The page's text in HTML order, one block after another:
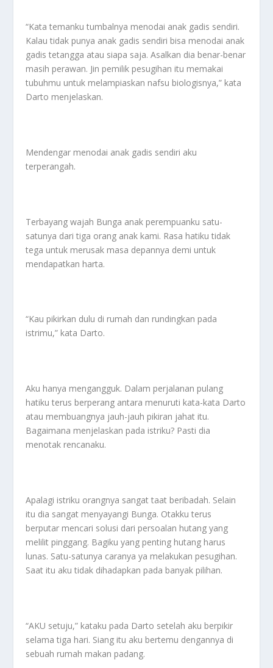
“Kata temanku tumbalnya menodai anak gadis sendiri.
Kalau tidak punya anak gadis sendiri bisa menodai anak
gadis tetangga atau siapa saja. Asalkan dia benar-benar
masih perawan. Jin pemilik pesugihan itu memakai
tubuhmu untuk melampiaskan nafsu biologisnya,” kata
Darto menjelaskan.
Mendengar menodai anak gadis sendiri aku
terperangah.
Terbayang wajah Bunga anak perempuanku satu-
satunya dari tiga orang anak kami. Rasa hatiku tidak
tega untuk merusak masa depannya demi untuk
mendapatkan harta.
“Kau pikirkan dulu di rumah dan rundingkan pada
istrimu,” kata Darto.
Aku hanya mengangguk. Dalam perjalanan pulang
hatiku terus berperang antara menuruti kata-kata Darto
atau membuangnya jauh-jauh pikiran jahat itu.
Bagaimana menjelaskan pada istriku? Pasti dia
menotak rencanaku.
Apalagi istriku orangnya sangat taat beribadah. Selain
itu dia sangat menyayangi Bunga. Otakku terus
berputar mencari solusi dari persoalan hutang yang
melilit pinggang. Bagiku yang penting hutang harus
lunas. Satu-satunya caranya ya melakukan pesugihan.
Saat itu aku tidak dihadapkan pada banyak pilihan.
“AKU setuju,” kataku pada Darto setelah aku berpikir
selama tiga hari. Siang itu aku bertemu dengannya di
sebuah rumah makan padang.